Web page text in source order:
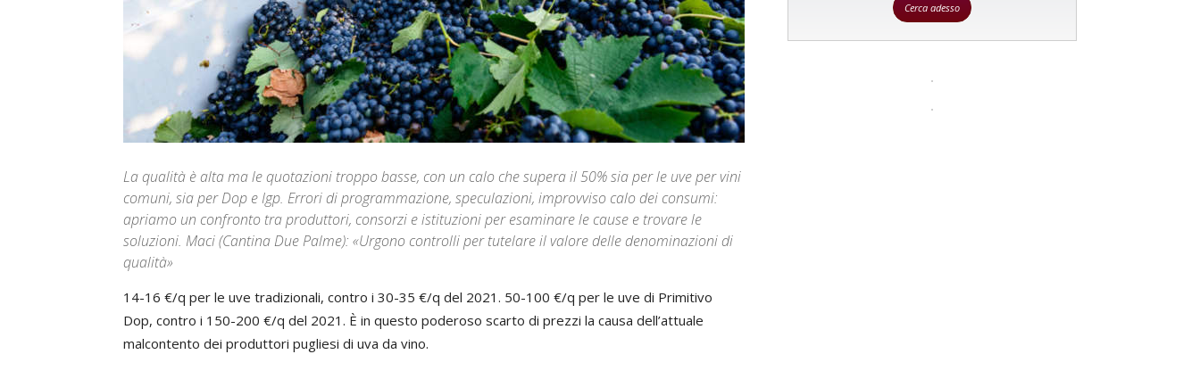
La qualità è alta ma le quotazioni troppo basse, con un calo che supera il 50% sia per le uve per vini
comuni, sia per Dop e Igp. Errori di programmazione, speculazioni, improvviso calo dei consumi:
apriamo un confronto tra produttori, consorzi e istituzioni per esaminare le cause e trovare le
soluzioni. Maci (Cantina Due Palme): «Urgono controlli per tutelare il valore delle denominazioni di
qualità»
14-16 €/q per le uve tradizionali, contro i 30-35 €/q del 2021. 50-100 €/q per le uve di Primitivo
Dop, contro i 150-200 €/q del 2021. È in questo poderoso scarto di prezzi la causa dell’attuale
malcontento dei produttori pugliesi di uva da vino.
Cerca adesso